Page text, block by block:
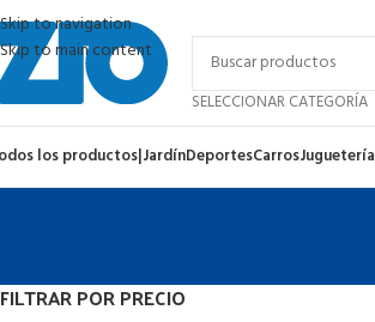
Skip to navigation
Skip to main content
SELECCIONAR CATEGORÍA
los productos|JardínDeportesCarrosJuguetería
FILTRAR POR PRECIO